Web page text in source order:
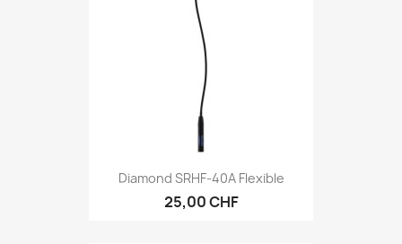
Diamond SRHF-40A Flexible
25,00 CHF